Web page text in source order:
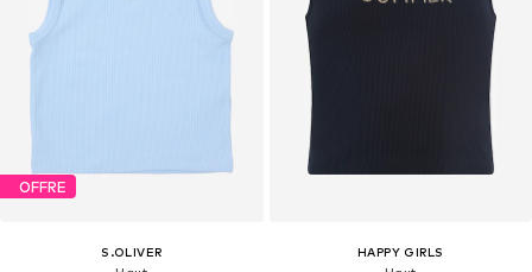
OFFRE
S.OLIVER
HAPPY GIRLS